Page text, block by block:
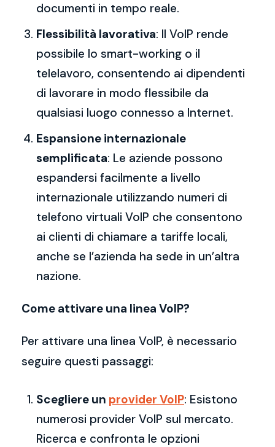
documenti in tempo reale.
Flessibilità lavorativa: Il VoIP rende
possibile lo smart-working o il
telelavoro, consentendo ai dipendenti
di lavorare in modo flessibile da
qualsiasi luogo connesso a Internet.
Espansione internazionale
semplificata: Le aziende possono
espandersi facilmente a livello
internazionale utilizzando numeri di
telefono virtuali VoIP che consentono
ai clienti di chiamare a tariffe locali,
anche se l’azienda ha sede in un’altra
nazione.
Come attivare una linea VoIP?
Per attivare una linea VoIP, è necessario
seguire questi passaggi:
Scegliere un provider VoIP: Esistono
numerosi provider VoIP sul mercato.
Ricerca e confronta le opzioni